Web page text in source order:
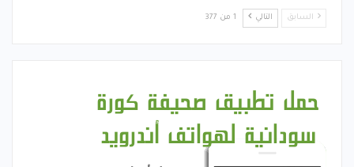
السابق التالي 1 من 377